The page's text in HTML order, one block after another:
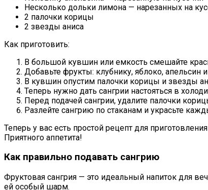
Несколько дольки лимона — нарезанных на
2 палочки корицы
2 звезды аниса
Как приготовить:
В большой кувшин или емкость смешайте
Добавьте фрукты: клубнику, яблоко, апельсин
В кувшин опустим палочки корицы и звезды
Теперь нужно дать сангрии настояться в
Перед подачей сангрии, удалите палочки
Разлейте сангрию по стаканам и украсьте
Теперь у вас есть простой рецепт для
Приятного аппетита!
Как правильно подавать сангрию
Фруктовая сангрия — это идеальный напиток для
ей особый шарм.